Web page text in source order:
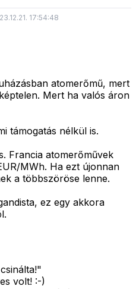
17:54:48
atomerőmű, mert
Mert ha valós áron
támogatás nélkül is.
Francia atomerőművek
MWh. Ha ezt újonnan
a többszöröse lenne.
ez egy akkora
volt! :-)